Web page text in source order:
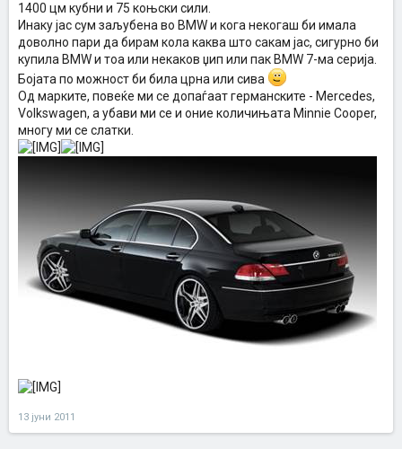
1400 цм кубни и 75 коњски сили.
Инаку јас сум заљубена во BMW и кога некогаш би имала
доволно пари да бирам кола каква што сакам јас, сигурно би
купила BMW и тоа или некаков џип или пак BMW 7-ма серија.
Бојата по можност би била црна или сива
Од марките, повеќе ми се допаѓаат германските - Mercedes,
Volkswagen, а убави ми се и оние количињата Minnie Cooper,
многу ми се слатки.
13 јуни 2011